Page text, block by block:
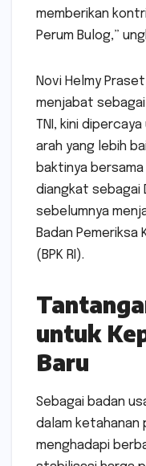
memberikan
Perum Bulog,”
Novi Helmy
menjabat
TNI, kini
arah yang lebih
baktinya
diangkat sebagai
sebelumnya
Badan Pemeriksa
(BPK RI).
untuk
Baru
Sebagai badan
dalam ketahanan
menghadapi